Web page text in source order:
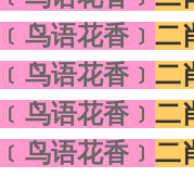
﹝鸟语花香﹞ 二
﹝鸟语花香﹞ 二
﹝鸟语花香﹞ 二
﹝鸟语花香﹞ 二